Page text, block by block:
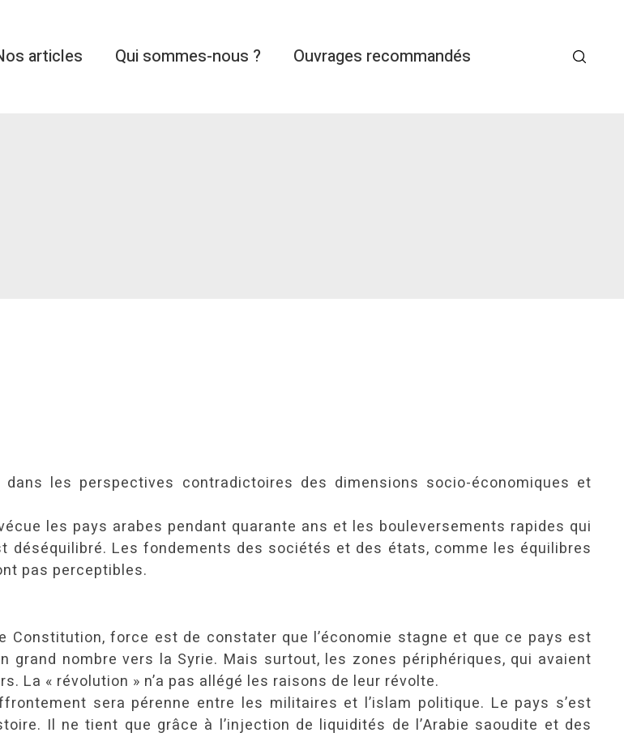
articles Qui sommes-nous ? Ouvrages recommandés
les perspectives contradictoires des dimensions socio-économiques et
les pays arabes pendant quarante ans et les bouleversements rapides qui
déséquilibré. Les fondements des sociétés et des états, comme les équilibres
pas perceptibles.
Constitution, force est de constater que l’économie stagne et que ce pays est
nombre vers la Syrie. Mais surtout, les zones périphériques, qui avaient
La « révolution » n’a pas allégé les raisons de leur révolte.
sera pérenne entre les militaires et l’islam politique. Le pays s’est
Il ne tient que grâce à l’injection de liquidités de l’Arabie saoudite et des